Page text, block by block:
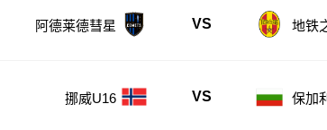
阿德莱德彗星 VS 地铁
挪威U16 VS 保加